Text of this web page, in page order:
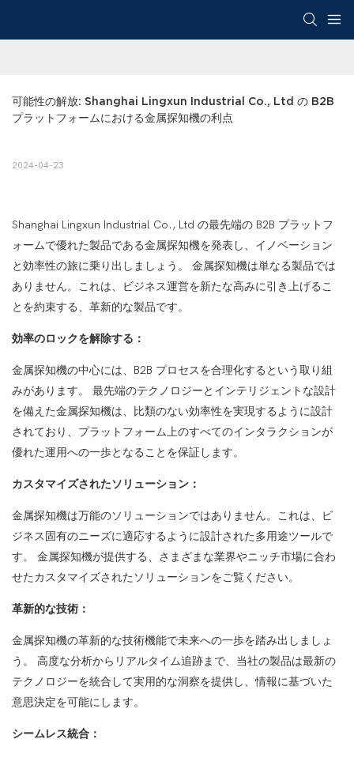
可能性の解放: Shanghai Lingxun Industrial Co., Ltd の B2B
プラットフォームにおける金属探知機の利点
2024-04-23
Shanghai Lingxun Industrial Co., Ltd の最先端の B2B プラットフ
ォームで優れた製品である金属探知機を発表し、イノベーション
と効率性の旅に乗り出しましょう。 金属探知機は単なる製品では
ありません。これは、ビジネス運営を新たな高みに引き上げるこ
とを約束する、革新的な製品です。
効率のロックを解除する：
金属探知機の中心には、B2B プロセスを合理化するという取り組
みがあります。 最先端のテクノロジーとインテリジェントな設計
を備えた金属探知機は、比類のない効率性を実現するように設計
されており、プラットフォーム上のすべてのインタラクションが
優れた運用への一歩となることを保証します。
カスタマイズされたソリューション：
金属探知機は万能のソリューションではありません。これは、ビ
ジネス固有のニーズに適応するように設計された多用途ツールで
す。 金属探知機が提供する、さまざまな業界やニッチ市場に合わ
せたカスタマイズされたソリューションをご覧ください。
革新的な技術：
金属探知機の革新的な技術機能で未来への一歩を踏み出しましょ
う。 高度な分析からリアルタイム追跡まで、当社の製品は最新の
テクノロジーを統合して実用的な洞察を提供し、情報に基づいた
意思決定を可能にします。
シームレス統合：